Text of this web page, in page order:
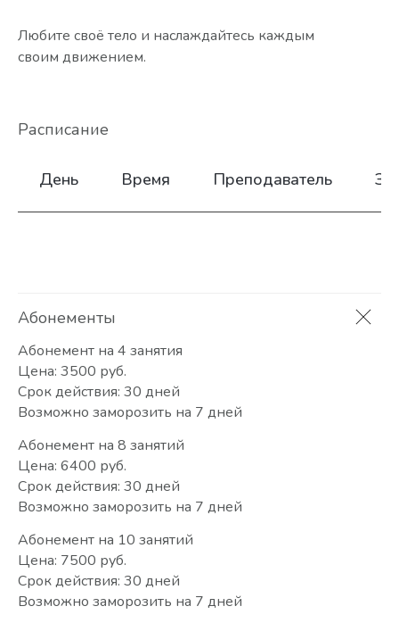
Любите своё тело и наслаждайтесь каждым
своим движением.
Расписание
День Время Преподаватель
Абонементы
Абонемент на 4 занятия
Цена: 3500 руб.
Срок действия: 30 дней
Возможно заморозить на 7 дней
Абонемент на 8 занятий
Цена: 6400 руб.
Срок действия: 30 дней
Возможно заморозить на 7 дней
Абонемент на 10 занятий
Цена: 7500 руб.
Срок действия: 30 дней
Возможно заморозить на 7 дней